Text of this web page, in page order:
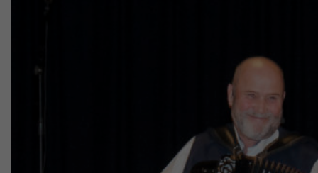
chansen att få se
anpassat innehåll
och erbjudanden.